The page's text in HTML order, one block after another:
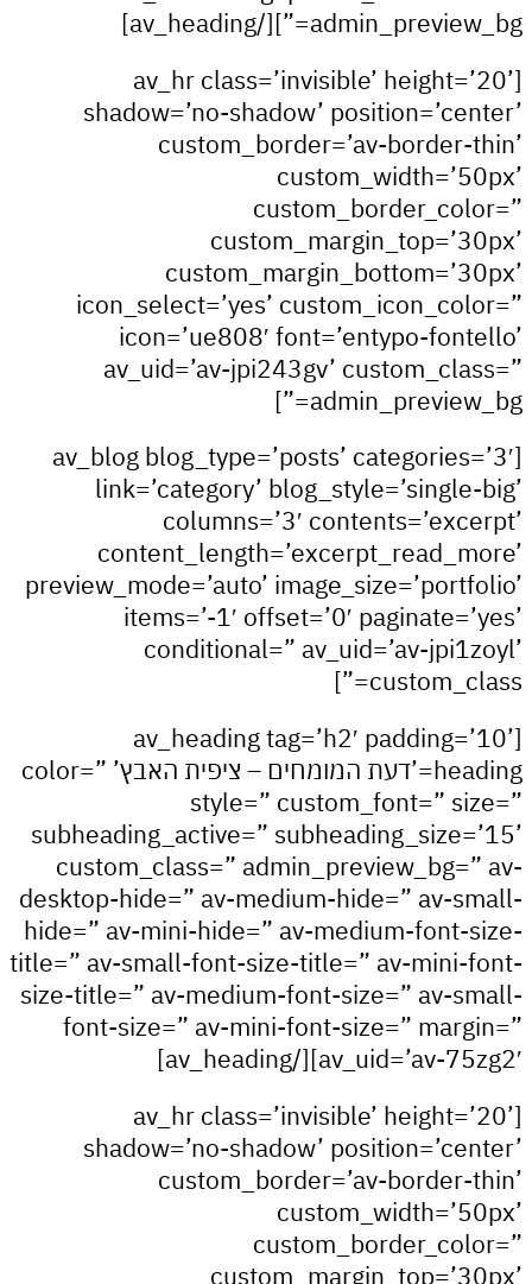
admin_preview_bg=”][/
[av_hr class=’invisible’
shadow=’no-shadow’
custom_border=’av-
icon_select=’yes’
icon=’ue808′ font=’entypo-
av_uid=’av-jpi243gv’
[av_blog blog_type=’posts’
link=’category’
columns=’3′
preview_mode=’auto’
items=’-1′ offset=’0′
conditional=” av_uid=’av-
[av_heading tag=’h2′
heading=’דעת המומחים – ציפית האבץ’ color=”
style=” custom_font=”
subheading_active=”
custom_class=”
desktop-hide=” av-medium-hide=” av-
hide=” av-mini-hide=” av-medium-
title=” av-small-font-size-title=” av-
size-title=” av-medium-font-size=” av-
font-size=” av-mini-font-size=”
av_uid=’av-75zg2′][/
[av_hr class=’invisible’
shadow=’no-shadow’
custom_border=’av-